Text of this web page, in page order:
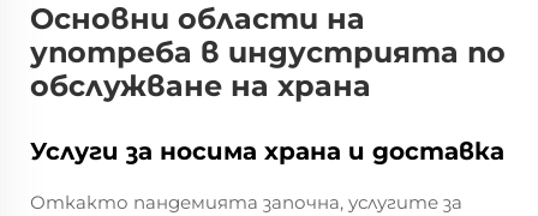
Основни области на
употреба в индустрията по
обслужване на храна
Услуги за носима храна и доставка
Откакто пандемията започна, услугите за